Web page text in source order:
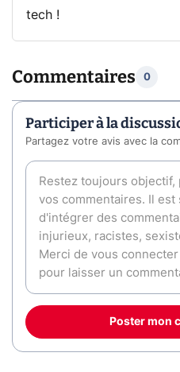
tech !
Commentaires 0
Participer à la
Partagez votre avis avec la
Poster mon